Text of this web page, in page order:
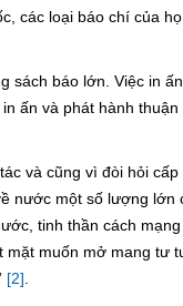
các loại báo chí của
sách báo lớn. Việc in
ấn và phát hành
và cũng vì đòi hỏi
nước một số lượng lớn
tinh thần cách
muốn mở mang tư
[2]